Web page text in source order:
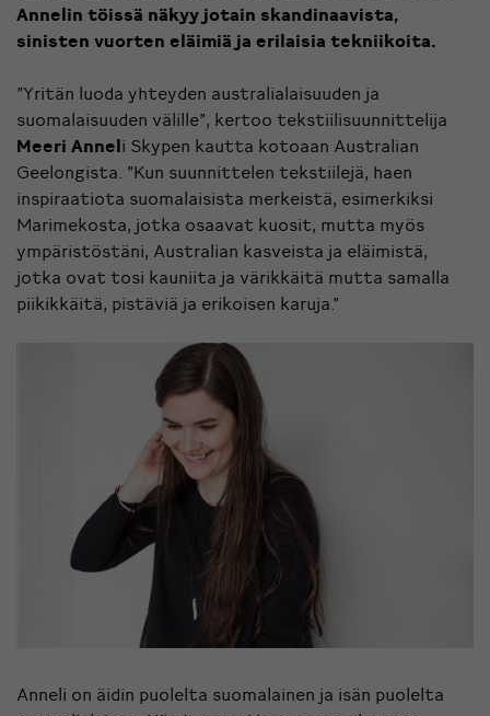
Annelin töissä näkyy jotain skandinaavista,
sinisten vuorten eläimiä ja erilaisia tekniikoita.
”Yritän luoda yhteyden australialaisuuden ja
suomalaisuuden välille”, kertoo tekstiilisuunnittelija
Meeri Anneli Skypen kautta kotoaan Australian
Geelongista. ”Kun suunnittelen tekstiilejä, haen
inspiraatiota suomalaisista merkeistä, esimerkiksi
Marimekosta, jotka osaavat kuosit, mutta myös
ympäristöstäni, Australian kasveista ja eläimistä,
jotka ovat tosi kauniita ja värikkäitä mutta samalla
piikikkäitä, pistäviä ja erikoisen karuja.”
Anneli on äidin puolelta suomalainen ja isän puolelta